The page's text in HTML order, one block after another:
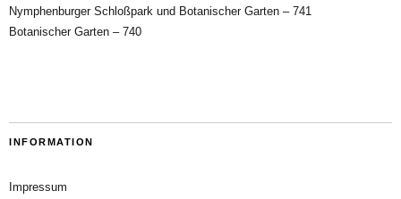
Nymphenburger Schloßpark und Botanischer Garten – 741
Botanischer Garten – 740
INFORMATION
Impressum